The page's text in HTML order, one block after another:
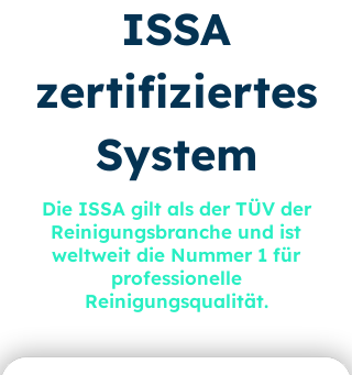
ISSA
zertifiziertes
System
Die ISSA gilt als der TÜV der
Reinigungsbranche und ist
weltweit die Nummer 1 für
professionelle
Reinigungsqualität.